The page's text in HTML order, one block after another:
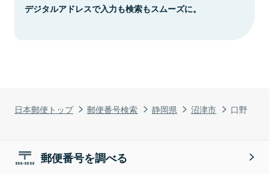
日本郵便トップ 郵便番号検索 静岡県 沼津市 口野
デジタルアドレスで入力も検索もスムーズに。
郵便番号を調べる